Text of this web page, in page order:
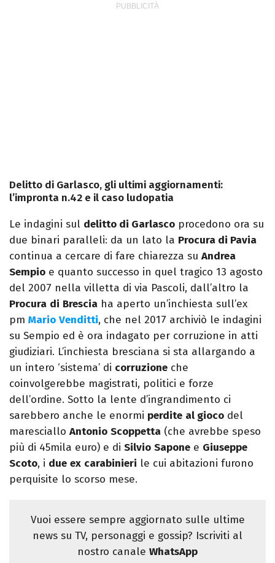
Delitto di Garlasco, gli ultimi aggiornamenti:
l’impronta n.42 e il caso ludopatia
Le indagini sul delitto di Garlasco procedono ora su
due binari paralleli: da un lato la Procura di Pavia
continua a cercare di fare chiarezza su Andrea
Sempio e quanto successo in quel tragico 13 agosto
del 2007 nella villetta di via Pascoli, dall’altro la
Procura di Brescia ha aperto un’inchiesta sull’ex
pm Mario Venditti, che nel 2017 archiviò le indagini
su Sempio ed è ora indagato per corruzione in atti
giudiziari. L’inchiesta bresciana si sta allargando a
un intero ‘sistema’ di corruzione che
coinvolgerebbe magistrati, politici e forze
dell’ordine. Sotto la lente d’ingrandimento ci
sarebbero anche le enormi perdite al gioco del
maresciallo Antonio Scoppetta (che avrebbe speso
più di 45mila euro) e di Silvio Sapone e Giuseppe
Scoto, i due ex carabinieri le cui abitazioni furono
perquisite lo scorso mese.
Vuoi essere sempre aggiornato sulle ultime
news su TV, personaggi e gossip? Iscriviti al
nostro canale WhatsApp